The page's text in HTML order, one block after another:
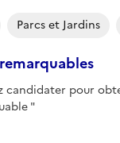
candidater pour
"
Parcs et Jardins